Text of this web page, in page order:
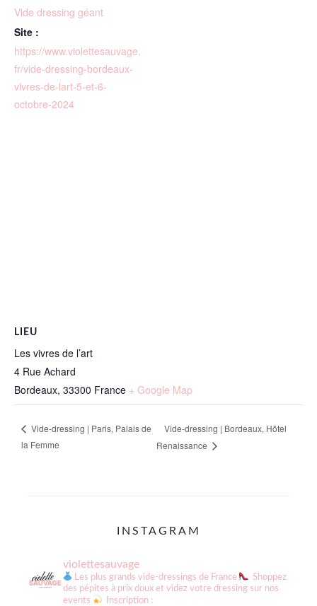
Vide dressing géant
Site :
https://www.violettesauvage.
fr/vide-dressing-bordeaux-
vivres-de-lart-5-et-6-
octobre-2024
LIEU
Les vivres de l’art
4 Rue Achard
Bordeaux, 33300 France + Google Map
Vide-dressing | Paris, Palais de
la Femme
Vide-dressing | Bordeaux, Hôtel
Renaissance
INSTAGRAM
violettesauvage
Les plus grands vide-dressings de France
Shoppez
des pépites à prix doux et videz votre dressing sur nos
events
Inscription :